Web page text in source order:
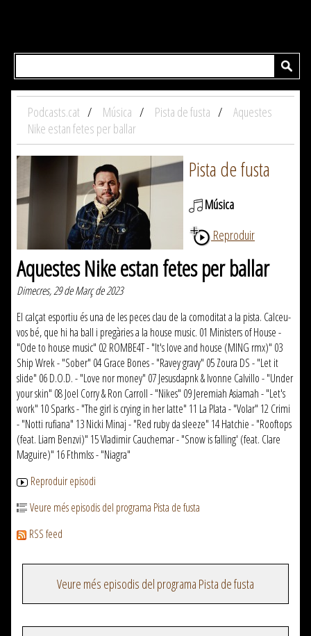
Podcasts.cat Música Pista de fusta
Aquestes
Nike estan fetes per ballar
Pista de fusta
Música
Reproduir
Aquestes Nike estan fetes per ballar
Dimecres, 29 de Març de 2023
El calçat esportiu és una de les peces clau de la comoditat a la pista. Calceu-
vos bé, que hi ha ball i pregàries a la house music. 01 Ministers of House -
"Ode to house music" 02 ROMBE4T - "It's love and house (MING rmx)" 03
Ship Wrek - "Sober" 04 Grace Bones - "Ravey gravy" 05 Zoura DS - "Let it
slide" 06 D.O.D. - "Love nor money" 07 Jesusdapnk & Ivonne Calvillo - "Under
your skin" 08 Joel Corry & Ron Carroll - "Nikes" 09 Jeremiah Asiamah - "Let's
work" 10 Sparks - "The girl is crying in her latte" 11 La Plata - "Volar" 12 Crimi
- "Notti rufiana" 13 Nicki Minaj - "Red ruby da sleeze" 14 Hatchie - "Rooftops
(feat. Liam Benzvi)" 15 Vladimir Cauchemar - "Snow is falling' (feat. Clare
Maguire)" 16 Fthmlss - "Niagra"
Reproduir episodi
Veure més episodis del programa Pista de fusta
RSS feed
Veure més episodis del programa Pista de fusta